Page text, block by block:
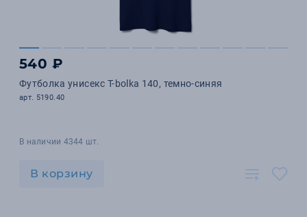
540 ₽
Футболка унисекс T-bolka 140, темно-синяя
арт. 5190.40
В наличии 4344 шт.
В корзину